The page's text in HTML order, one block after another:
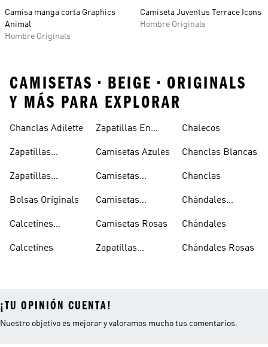
Camisa manga corta Graphics
Animal
Hombre Originals
Camiseta Juventus Terrace Icons
Hombre Originals
CAMISETAS • BEIGE • ORIGINALS
Y MÁS PARA EXPLORAR
Chanclas Adilette
Zapatillas
Zapatillas
Blancas
Bolsas Originals
Calcetines
Blancos
Calcetines
Zapatillas En
Camisetas Azules
Camisetas
Camisetas
Camisetas Rosas
Zapatillas
Chalecos
Chanclas Blancas
Chanclas
Chándales
Chándales
Chándales Rosas
¡TU OPINIÓN CUENTA!
Nuestro objetivo es mejorar y valoramos mucho tus comentarios.